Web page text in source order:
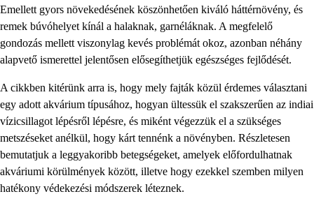
Emellett gyors növekedésének köszönhetően kiváló háttérnövény, és
remek búvóhelyet kínál a halaknak, garnéláknak. A megfelelő
gondozás mellett viszonylag kevés problémát okoz, azonban néhány
alapvető ismerettel jelentősen elősegíthetjük egészséges fejlődését.
A cikkben kitérünk arra is, hogy mely fajták közül érdemes választani
egy adott akvárium típusához, hogyan ültessük el szakszerűen az indiai
vízicsillagot lépésről lépésre, és miként végezzük el a szükséges
metszéseket anélkül, hogy kárt tennénk a növényben. Részletesen
bemutatjuk a leggyakoribb betegségeket, amelyek előfordulhatnak
akváriumi körülmények között, illetve hogy ezekkel szemben milyen
hatékony védekezési módszerek léteznek.